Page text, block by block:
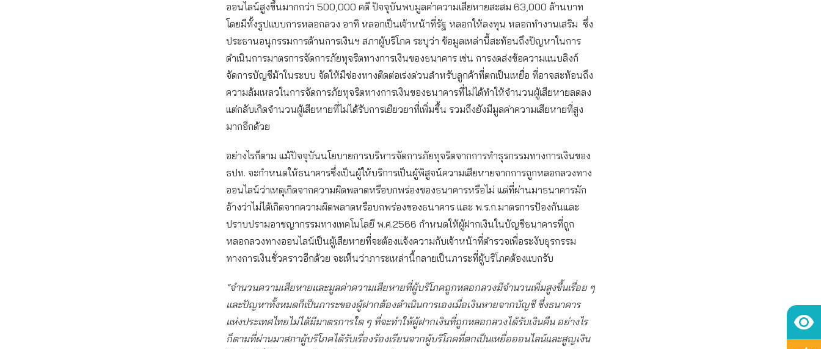
ออนไลน์สูงขึ้นมากกว่า 500,000 คดี ปัจจุบันพบมูลค่าความเสียหายสะสม 63,000 ล้านบาท
โดยมีทั้งรูปแบบการหลอกลวง อาทิ หลอกเป็นเจ้าหน้าที่รัฐ หลอกให้ลงทุน หลอกทำงานเสริม ซึ่ง
ประธานอนุกรรมการด้านการเงินฯ สภาผู้บริโภค ระบุว่า ข้อมูลเหล่านี้สะท้อนถึงปัญหาในการ
ดำเนินการมาตรการจัดการภัยทุจริตทางการเงินของธนาคาร เช่น การงดส่งข้อความแนบลิงก์
จัดการบัญชีม้าในระบบ จัดให้มีช่องทางติดต่อเร่งด่วนสำหรับลูกค้าที่ตกเป็นเหยื่อ ที่อาจสะท้อนถึง
ความล้มเหลวในการจัดการภัยทุจริตทางการเงินของธนาคารที่ไม่ได้ทำให้จำนวนผู้เสียหายลดลง
แต่กลับเกิดจำนวนผู้เสียหายที่ไม่ได้รับการเยียวยาที่เพิ่มขึ้น รวมถึงยังมีมูลค่าความเสียหายที่สูง
มากอีกด้วย
อย่างไรก็ตาม แม้ปัจจุบันนโยบายการบริหารจัดการภัยทุจริตจากการทำธุรกรรมทางการเงินของ
ธปท. จะกำหนดให้ธนาคารซึ่งเป็นผู้ให้บริการเป็นผู้พิสูจน์ความเสียหายจากการถูกหลอกลวงทาง
ออนไลน์ว่าเหตุเกิดจากความผิดพลาดหรือบกพร่องของธนาคารหรือไม่ แต่ที่ผ่านมาธนาคารมัก
อ้างว่าไม่ได้เกิดจากความผิดพลาดหรือบกพร่องของธนาคาร และ พ.ร.ก.มาตรการป้องกันและ
ปราบปรามอาชญากรรมทางเทคโนโลยี พ.ศ.2566 กำหนดให้ผู้ฝากเงินในบัญชีธนาคารที่ถูก
หลอกลวงทางออนไลน์เป็นผู้เสียหายที่จะต้องแจ้งความกับเจ้าหน้าที่ตำรวจเพื่อระงับธุรกรรม
ทางการเงินชั่วคราวอีกด้วย จะเห็นว่าภาระเหล่านี้กลายเป็นภาระที่ผู้บริโภคต้องแบกรับ
“จำนวนความเสียหายและมูลค่าความเสียหายที่ผู้บริโภคถูกหลอกลวงมีจำนวนเพิ่มสูงขึ้นเรื่อย ๆ
และปัญหาทั้งหมดก็เป็นภาระของผู้ฝากต้องดำเนินการเองเมื่อเงินหายจากบัญชี ซึ่งธนาคาร
แห่งประเทศไทยไม่ได้มีมาตรการใด ๆ ที่จะทำให้ผู้ฝากเงินที่ถูกหลอกลวงได้รับเงินคืน อย่างไร
ก็ตามที่ผ่านมาสภาผู้บริโภคได้รับเรื่องร้องเรียนจากผู้บริโภคที่ตกเป็นเหยื่อออนไลน์และสูญเงิน